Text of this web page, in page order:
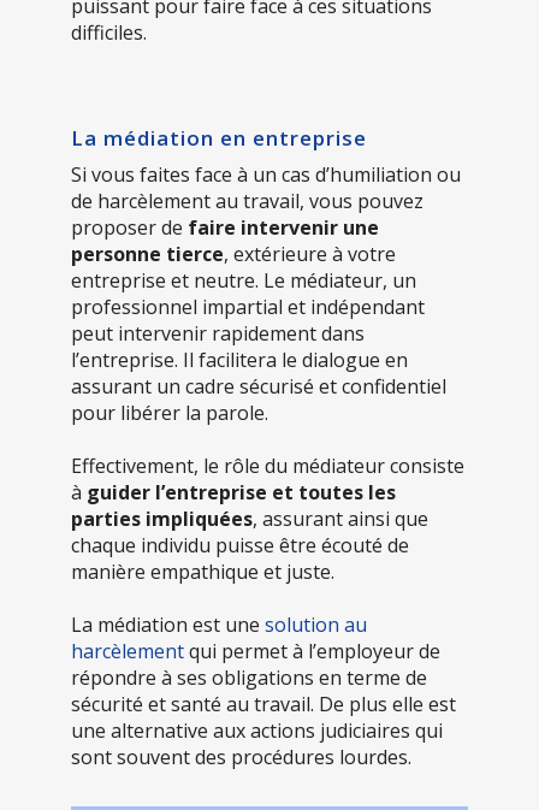
puissant pour faire face à ces situations
difficiles.
La médiation en entreprise
Si vous faites face à un cas d’humiliation ou
de harcèlement au travail, vous pouvez
proposer de faire intervenir une
personne tierce, extérieure à votre
entreprise et neutre. Le médiateur, un
professionnel impartial et indépendant
peut intervenir rapidement dans
l’entreprise. Il facilitera le dialogue en
assurant un cadre sécurisé et confidentiel
pour libérer la parole.
Effectivement, le rôle du médiateur consiste
à guider l’entreprise et toutes les
parties impliquées, assurant ainsi que
chaque individu puisse être écouté de
manière empathique et juste.
La médiation est une solution au
harcèlementqui permet à l’employeur de
répondre à ses obligations en terme de
sécurité et santé au travail. De plus elle est
une alternative aux actions judiciaires qui
sont souvent des procédures lourdes.